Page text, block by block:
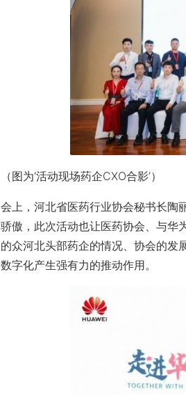
（图为‘活动现场药企CXO合影’）
会上，河北省医药行业协会秘书长陶
骄傲，此次活动也让医药协会、与华
的众河北头部药企的情况、协会的发
数字化产生强有力的推动作用。